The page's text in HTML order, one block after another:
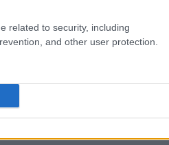
related to security, including
and other user protection.
en la vereda
o
al esperado.